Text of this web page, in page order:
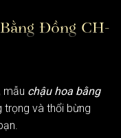
Đồng CH-
mẫu chậu hoa bằng
trọng và thổi bừng